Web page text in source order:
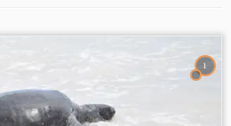
1